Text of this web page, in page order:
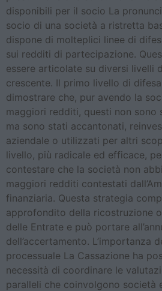
disponibili per il socio La
socio di una società a ristretta
dispone di molteplici linee di
sui redditi di partecipazione.
essere articolate su diversi livelli
crescente. Il primo livello di
dimostrare che, pur avendo la
maggiori redditi, questi non
ma sono stati accantonati,
aziendale o utilizzati per altri
livello, più radicale ed efficace,
contestare che la società non
maggiori redditi contestati
finanziaria. Questa strategia
approfondito della ricostruzione
delle Entrate e può portare
dell’accertamento. L’importanza
processuale La Cassazione ha
necessità di coordinare le
paralleli che coinvolgono società